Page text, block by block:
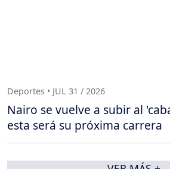
Deportes • JUL 31 / 2026
Nairo se vuelve a subir al
esta será su próxima carrera